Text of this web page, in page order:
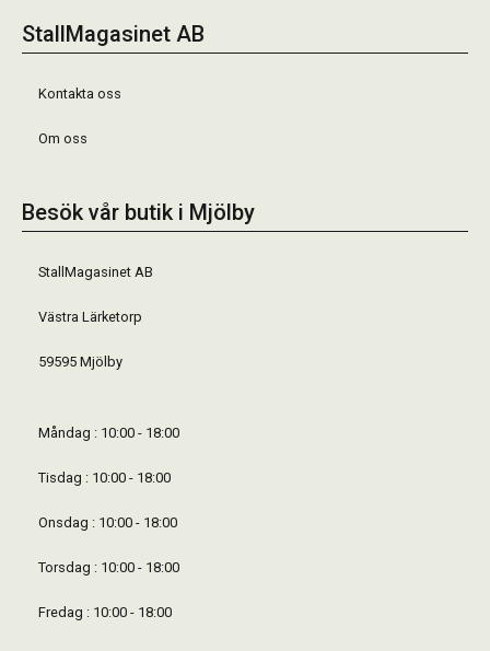
StallMagasinet AB
Kontakta oss
Om oss
Besök vår butik i Mjölby
StallMagasinet AB
Västra Lärketorp
59595 Mjölby
Måndag : 10:00 - 18:00
Tisdag : 10:00 - 18:00
Onsdag : 10:00 - 18:00
Torsdag : 10:00 - 18:00
Fredag : 10:00 - 18:00